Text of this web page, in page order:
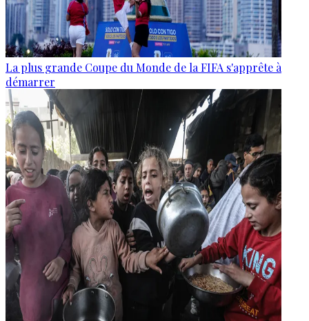
La plus grande Coupe du Monde de la FIFA s'apprête à
démarrer